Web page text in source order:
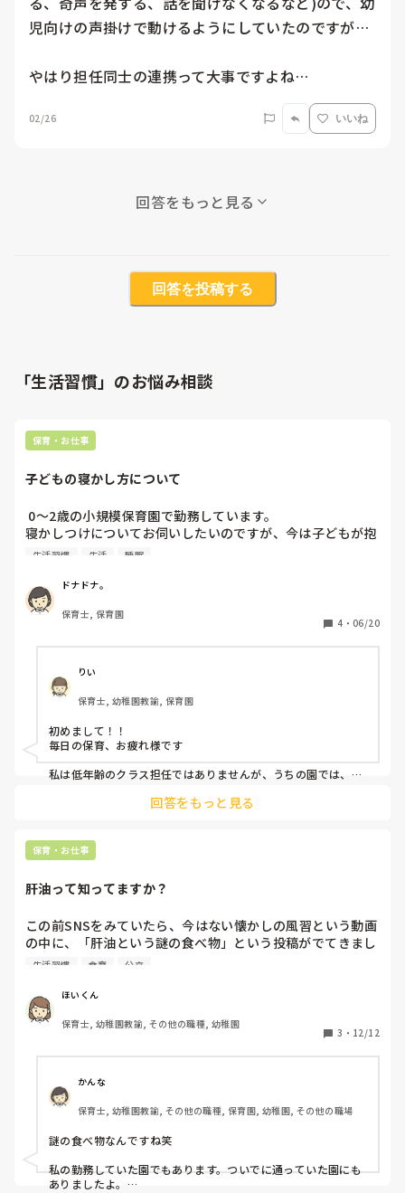
児向けの声掛けで動けるようにしていたのですが…
やはり担任同士の連携って大事ですよね…
02/26 いいね
回答をもっと見る
回答を投稿する
「生活習慣」のお悩み相談
保育・お仕事
子どもの寝かし方について
0～2歳の小規模保育園で勤務しています。
寝かしつけについてお伺いしたいのですが、今は子どもが抱
っこして欲しいと要求してきたら抱っこをして寝かしていま
先日、泣いてもいいから抱っこしないで寝かすように言われ
ました。
皆さんの園はどのように寝かしつけをされてるのか教えてく
宜しくお願いいたします！
生活習慣 生活 睡眠
ドナドナ。
保育士, 保育園
4 ・ 06/20
りい
保育士, 幼稚園教諭, 保育園
初めまして！！
毎日の保育、お疲れ様です
私は低年齢のクラス担任ではありませんが、うちの園では、泣
ベビーカーみたいなのに乗せて、職員が常に側にいて、揺らし
ラカラと音のなるおもちゃを用意して、自分で好きなように遊
べるようにしています。
態)
他の子たちは不思議と自分から横になって入眠しているようで
す。
「抱っこしないで寝かすように」、というのは、「抱っこ癖が
は、午睡の時間になる度に大泣きする子どもがいて、その子が
まずは安心して自分から寝るようになるまで、膝の上に乗せた
りして寝かしつけてました(^^;泣く子も少なかったからそれが
出来たということもあるとは思いますが、人が足りなかったり
いですね( ˙ ˙ *)
回答をもっと見る
保育・お仕事
肝油って知ってますか？
この前SNSをみていたら、今はない懐かしの風習という動画
の中に、「肝油という謎の食べ物」という投稿がでてきまし
た。
今はない・・・と言われましたが、うちの園では今もありま
す（笑）
いたことがありますが、現代は栄養不足どころか栄養過多で
まだ肝油食べてる園ってありますか？？
前は食べてたけど今はないよーと言う方は、廃止になった経
緯も知りたいです(^^)
生活習慣 食育 公立
ほいくん
保育士, 幼稚園教諭, その他の職種, 幼稚園
3 ・ 12/12
かんな
保育士, 幼稚園教諭, その他の職種, 保育園, 幼稚園, その他の職場
謎の食べ物なんですね笑
私の勤務していた園でもあります。ついでに通っていた園にも
ありましたよ。